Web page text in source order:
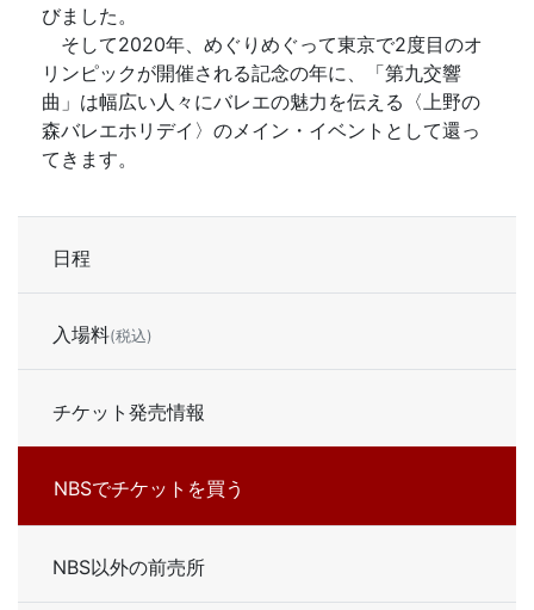
びました。
そして2020年、めぐりめぐって東京で2度目のオ
リンピックが開催される記念の年に、「第九交響
曲」は幅広い人々にバレエの魅力を伝える〈上野の
森バレエホリデイ〉のメイン・イベントとして還っ
てきます。
日程
入場料(税込)
チケット発売情報
NBSでチケットを買う
NBS以外の前売所